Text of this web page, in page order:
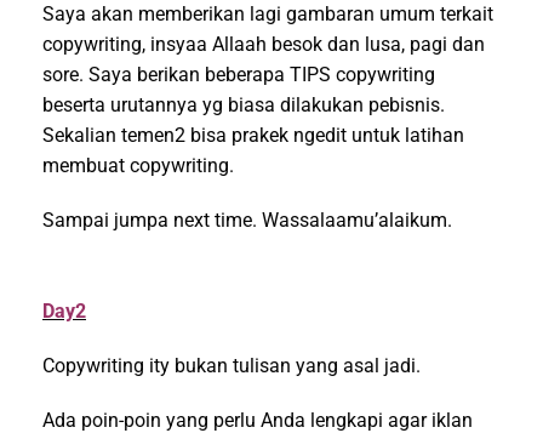
Saya akan memberikan lagi gambaran umum terkait
copywriting, insyaa Allaah besok dan lusa, pagi dan
sore. Saya berikan beberapa TIPS copywriting
beserta urutannya yg biasa dilakukan pebisnis.
Sekalian temen2 bisa prakek ngedit untuk latihan
membuat copywriting.
Sampai jumpa next time. Wassalaamu’alaikum.
Day2
Copywriting ity bukan tulisan yang asal jadi.
Ada poin-poin yang perlu Anda lengkapi agar iklan